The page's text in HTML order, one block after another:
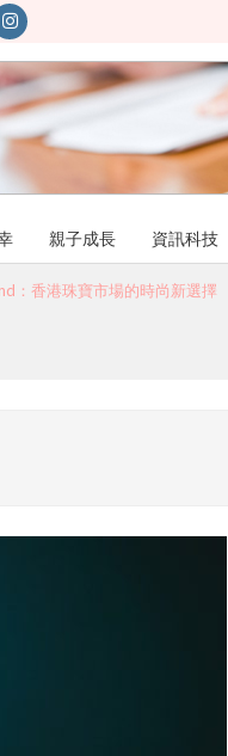
親子成長 資訊科技
港珠寶市場的時尚新選擇